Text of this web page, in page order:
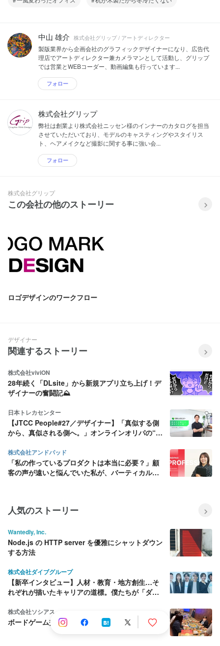
中山 雄介 株式会社グリップ / アートディレクター
製版業界から企画会社のグラフィックデザイナーになり、広告代
理店でアートディレクター兼カメラマンとして活動し、グリップ
では営業とWEBコーダー、動画編集も行っています...
フォロー
株式会社グリップ
弊社は創業より株式会社ニッセン様のインナーのカタログを担当
させていただいており、モデルのキャスティングやスタイリス
ト、ヘアメイクなど撮影に関する事に強い会...
フォロー
株式会社グリップ
この会社の他のストーリー
ロゴデザインのワークフロー
デザイナー
関連するストーリー
株式会社viviON
28年続く「DLsite」から新規アプリ立ち上げ！デ
ザイナーの奮闘記⛰️
日本トレカセンター
【JTCC People#27／デザイナー】「真似する側
から、真似される側へ。」オンラインオリパの“基
株式会社アンドパッド
「私の作っているプロダクトは本当に必要？」顧
客の声が遠いと悩んでいた私が、バーティカル
人気のストーリー
Wantedly, Inc.
Node.js の HTTP server を優雅にシャットダウン
する方法
株式会社ダイブグループ
【新卒インタビュー】人材・教育・地方創生…そ
れぞれが描いたキャリアの道標。僕たちが「ダイ
株式会社ソシアス
ボードゲーム交流会